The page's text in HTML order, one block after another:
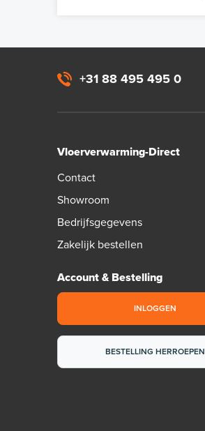
+31 88 495 495 0
Vloerverwarming-Direct
Contact
Showroom
Bedrijfsgegevens
Zakelijk bestellen
Account & Bestelling
INLOGGEN
BESTELLING HERROEPEN